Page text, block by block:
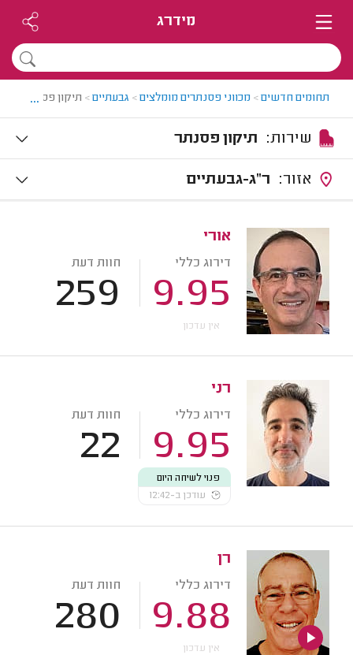
מידרג
תחומים חדשים> מכווני פסנתרים מומלצים> גבעתיים> תיקון פסנתר
...
תיקון פסנתר
ר"ג-גבעתיים
אורי
דירוג כללי
9.95
חוות דעת
259
אין עדכון
רני
דירוג כללי
9.95
חוות דעת
22
פנוי לשיחה היום
עודכן ב-12:42
רן
דירוג כללי
9.88
חוות דעת
280
אין עדכון